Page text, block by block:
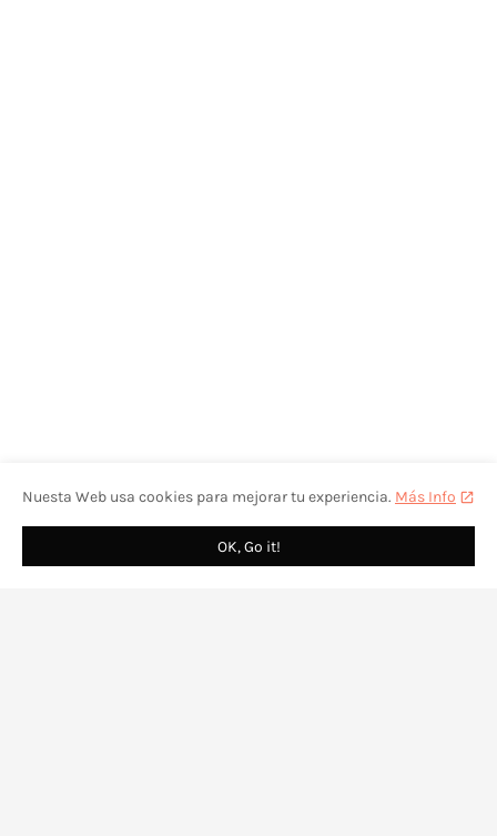
Nuesta Web usa cookies para mejorar tu experiencia. Más Info
OK, Go it!